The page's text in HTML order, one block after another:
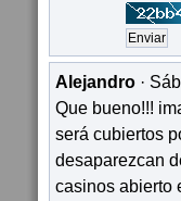
Alejandro ·
Que bueno!!!
será cubiertos
desaparezcan
casinos abierto